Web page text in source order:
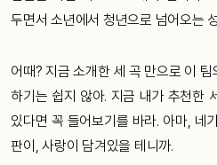
두면서 소년에서 청년으로 넘어오는
어때? 지금 소개한 세 곡 만으로 이
하기는 쉽지 않아. 지금 내가 추천한
있다면 꼭 들어보기를 바라. 아마, 네
판이, 사랑이 담겨있을 테니까.